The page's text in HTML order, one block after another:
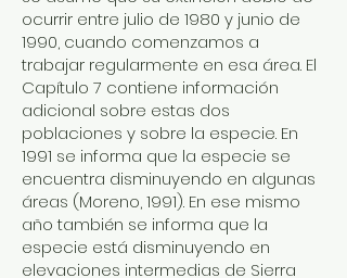
ocurrir entre julio de 1980 y junio de
1990, cuando comenzamos a
trabajar regularmente en esa área. El
Capítulo 7 contiene información
adicional sobre estas dos
poblaciones y sobre la especie. En
1991 se informa que la especie se
encuentra disminuyendo en algunas
áreas (Moreno, 1991). En ese mismo
año también se informa que la
especie está disminuyendo en
elevaciones intermedias de Sierra